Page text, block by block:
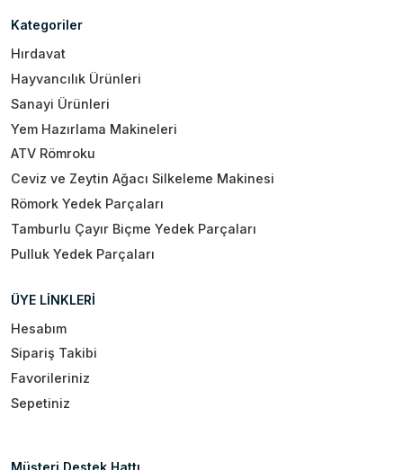
Kategoriler
Hırdavat
Hayvancılık Ürünleri
Sanayi Ürünleri
Yem Hazırlama Makineleri
ATV Römroku
Ceviz ve Zeytin Ağacı Silkeleme Makinesi
Römork Yedek Parçaları
Tamburlu Çayır Biçme Yedek Parçaları
Pulluk Yedek Parçaları
ÜYE LİNKLERİ
Hesabım
Sipariş Takibi
Favorileriniz
Sepetiniz
Müşteri Destek Hattı